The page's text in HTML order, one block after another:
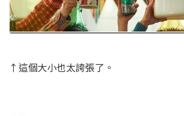
↑這個大小也太誇張了。